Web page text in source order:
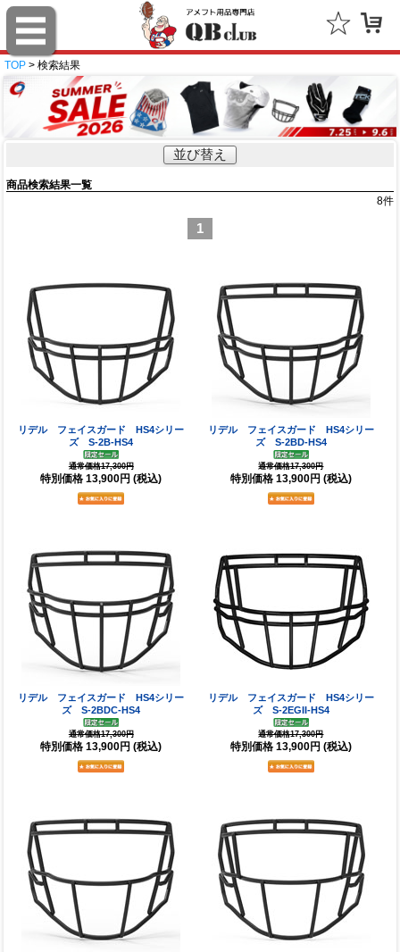
TOP > 検索結果
並び替え
商品検索結果一覧
8件
1
リデル フェイスガード HS4シリー
ズ S-2B-HS4
通常価格17,300円
特別価格 13,900円 (税込)
リデル フェイスガード HS4シリー
ズ S-2BD-HS4
通常価格17,300円
特別価格 13,900円 (税込)
リデル フェイスガード HS4シリー
ズ S-2BDC-HS4
通常価格17,300円
特別価格 13,900円 (税込)
リデル フェイスガード HS4シリー
ズ S-2EGII-HS4
通常価格17,300円
特別価格 13,900円 (税込)